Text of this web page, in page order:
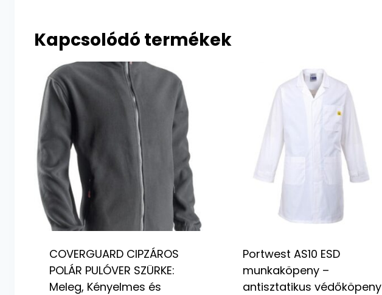
Kapcsolódó termékek
COVERGUARD CIPZÁROS
POLÁR PULÓVER SZÜRKE:
Meleg, Kényelmes és
Portwest AS10 ESD
munkaköpeny –
antisztatikus védőköpeny